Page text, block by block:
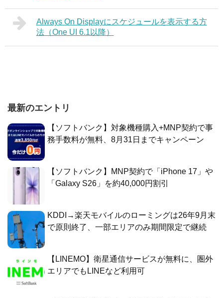
Always On Displayにスケジュールを表示する方
法（One UI 6.1以降）
最新のエントリ
【ソフトバンク】対象機種購入+MNP契約で事
務手数料が無料、8月31日までキャンペーン
【ソフトバンク】MNP契約で「iPhone 17」や
「Galaxy S26」を約40,000円割引
KDDI→楽天モバイルのローミングは26年9月末
で原則終了、一部エリアのみ期間限定で継続
【LINEMO】衛星通信サービスが無料に、圏外
エリアでもLINEなど利用可